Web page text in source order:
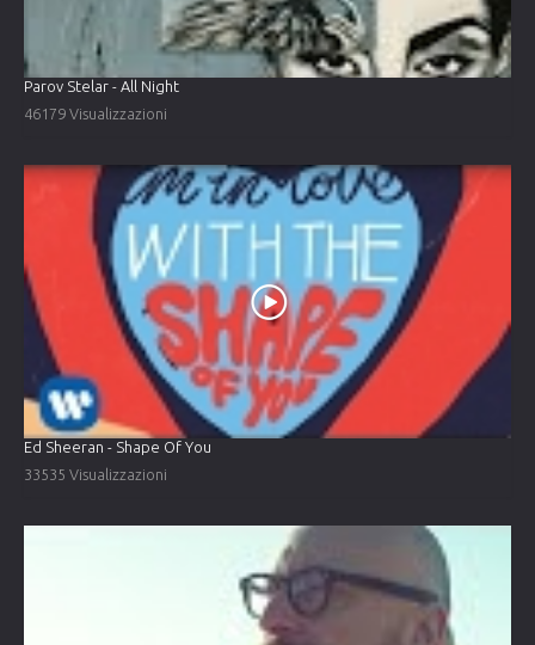
Parov Stelar - All Night
46179 Visualizzazioni
Ed Sheeran - Shape Of You
33535 Visualizzazioni